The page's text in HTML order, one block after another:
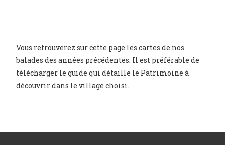
Vous retrouverez sur cette page les cartes de nos
balades des années précédentes. Il est préférable de
télécharger le guide qui détaille le Patrimoine à
découvrir dans le village choisi.